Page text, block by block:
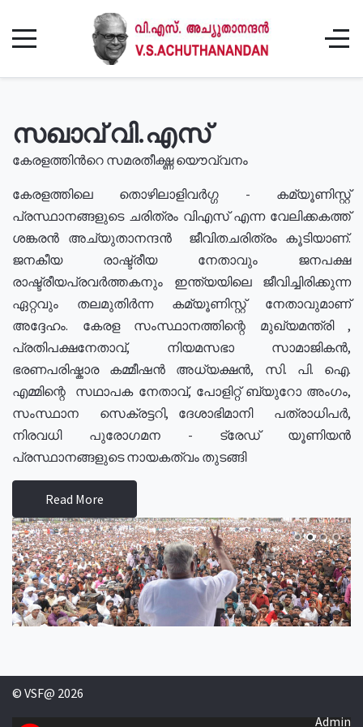
സഖാവ് വി.എസ്
കേരളത്തിൻറെ സമരതീക്ഷ്ണ യൌവ്വനം
കേരളത്തിലെ തൊഴിലാളിവർഗ്ഗ - കമ്യൂണിസ്റ്റ്
പ്രസ്ഥാനങ്ങളുടെ ചരിത്രം വിഎസ് എന്ന വേലിക്കകത്ത്
ശങ്കരൻ അച്യുതാനന്ദൻ ജീവിതചരിത്രം കൂടിയാണ്.
ജനകീയ രാഷ്ട്രീയ നേതാവും ജനപക്ഷ
രാഷ്ട്രീയപ്രവർത്തകനും ഇന്ത്യയിലെ ജീവിച്ചിരിക്കുന്ന
ഏറ്റവും തലമുതിർന്ന കമ്യൂണിസ്റ്റ് നേതാവുമാണ്
അദ്ദേഹം. കേരള സംസ്ഥാനത്തിന്റെ മുഖ്യമന്ത്രി ,
പ്രതിപക്ഷനേതാവ്, നിയമസഭാ സാമാജികൻ,
ഭരണപരിഷ്കാര കമ്മീഷൻ അധ്യക്ഷൻ, സി. പി. ഐ.
എമ്മിന്റെ സഥാപക നേതാവ്, പോളിറ്റ് ബ്യുറോ അംഗം,
സംസ്ഥാന സെക്രട്ടറി, ദേശാഭിമാനി പത്രാധിപർ,
നിരവധി പുരോഗമന - ട്രേഡ് യൂണിയൻ
പ്രസ്ഥാനങ്ങളുടെ നായകത്വം തുടങ്ങി
Read More
© VSF@ 2026
Admin